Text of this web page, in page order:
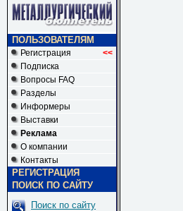
ПОЛЬЗОВАТЕЛЯМ
Регистрация <<
Подписка
Вопросы FAQ
Разделы
Информеры
Выставки
Реклама
О компании
Контакты
РЕГИСТРАЦИЯ
ПОИСК ПО САЙТУ
Поиск по сайту